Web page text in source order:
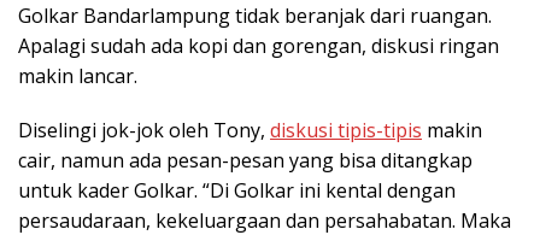
Golkar Bandarlampung tidak beranjak dari ruangan.
Apalagi sudah ada kopi dan gorengan, diskusi ringan
makin lancar.
Diselingi jok-jok oleh Tony, diskusi tipis-tipis makin
cair, namun ada pesan-pesan yang bisa ditangkap
untuk kader Golkar. “Di Golkar ini kental dengan
persaudaraan, kekeluargaan dan persahabatan. Maka